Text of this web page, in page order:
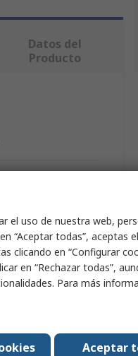
Datos del
Producto
el uso de nuestra web,
“Aceptar todas”, aceptas
clicando en “Configurar
en “Rechazar todas”,
Para más
Aceptar